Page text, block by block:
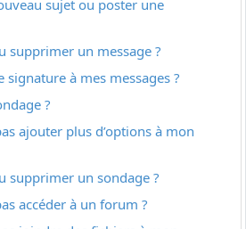
sujet ou poster une
supprimer un message ?
à mes messages ?
?
ajouter plus d’options à mon
supprimer un sondage ?
accéder à un forum ?